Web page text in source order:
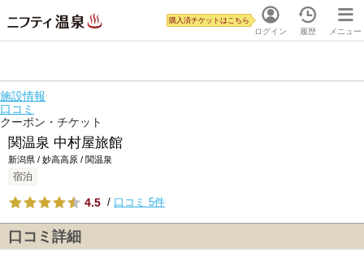
ログイン
購入済チケットはこちら
履歴 メニュー
施設情報
口コミ
クーポン・チケット
関温泉 中村屋旅館
新潟県 / 妙高高原 / 関温泉
宿泊
4.5 / 口コミ 5件
口コミ詳細